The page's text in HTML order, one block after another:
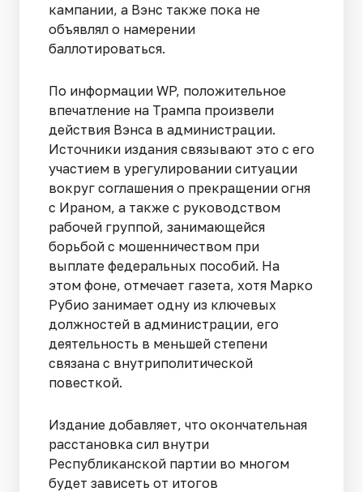
кампании, а Вэнс также пока не
объявлял о намерении
баллотироваться.
По информации WP, положительное
впечатление на Трампа произвели
действия Вэнса в администрации.
Источники издания связывают это с его
участием в урегулировании ситуации
вокруг соглашения о прекращении огня
с Ираном, а также с руководством
рабочей группой, занимающейся
борьбой с мошенничеством при
выплате федеральных пособий. На
этом фоне, отмечает газета, хотя Марко
Рубио занимает одну из ключевых
должностей в администрации, его
деятельность в меньшей степени
связана с внутриполитической
повесткой.
Издание добавляет, что окончательная
расстановка сил внутри
Республиканской партии во многом
будет зависеть от итогов